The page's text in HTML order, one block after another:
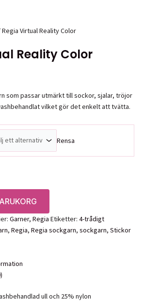
Regia Virtual Reality Color
Reality Color
som passar utmärkt till sockor, sjalar, tröjor
vilket gör det enkelt att tvätta.
Rensa
Garner, Regia Etiketter: 4-trådigt
, Regia, Regia sockgarn, sockgarn, Stickor
ull och 25% nylon